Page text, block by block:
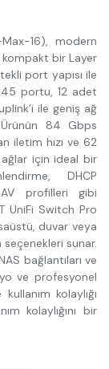
16), modern
bir Layer
port yapısı ile
portu, 12 adet
ile geniş ağ
84 Gbps
iletim hızı ve 62
ağlar için ideal bir
DHCP
profilleri gibi
UniFi Switch Pro
duvar veya
sunar.
bağlantıları ve
ve profesyonel
kolaylığı
kolaylığını bir